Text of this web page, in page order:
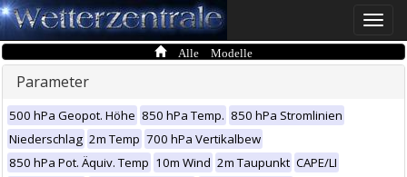
Toggle
Alle Modelle
Parameter
500 hPa Geopot. Höhe 850 hPa Temp. 850 hPa Stromlinien
Niederschlag 2m Temp 700 hPa Vertikalbew
850 hPa Pot. Äquiv. Temp 10m Wind 2m Taupunkt CAPE/LI